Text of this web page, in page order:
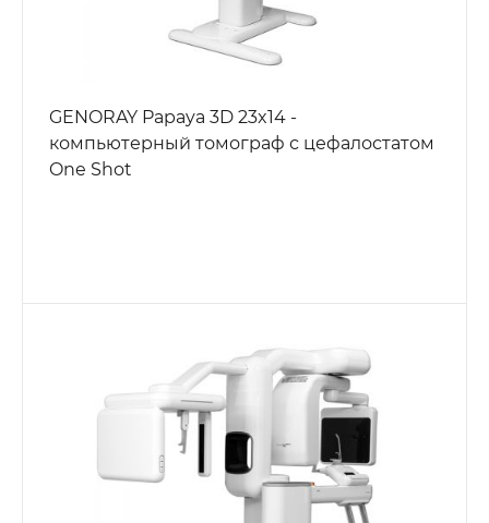
GENORAY Papaya 3D 23x14 -
компьютерный томограф с цефалостатом
One Shot